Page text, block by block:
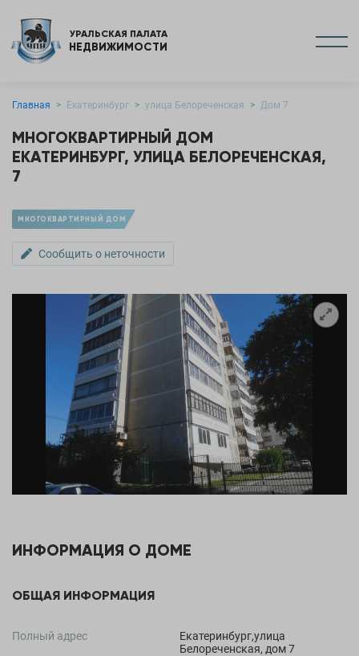
УРАЛЬСКАЯ ПАЛАТА
НЕДВИЖИМОСТИ
Главная Екатеринбург улица Белореченская Дом 7
МНОГОКВАРТИРНЫЙ ДОМ
ЕКАТЕРИНБУРГ, УЛИЦА БЕЛОРЕЧЕНСКАЯ,
7
МНОГОКВАРТИРНЫЙ ДОМ
Сообщить о неточности
ИНФОРМАЦИЯ О ДОМЕ
ОБЩАЯ ИНФОРМАЦИЯ
Полный адрес
Екатеринбург,улица
Белореченская, дом 7